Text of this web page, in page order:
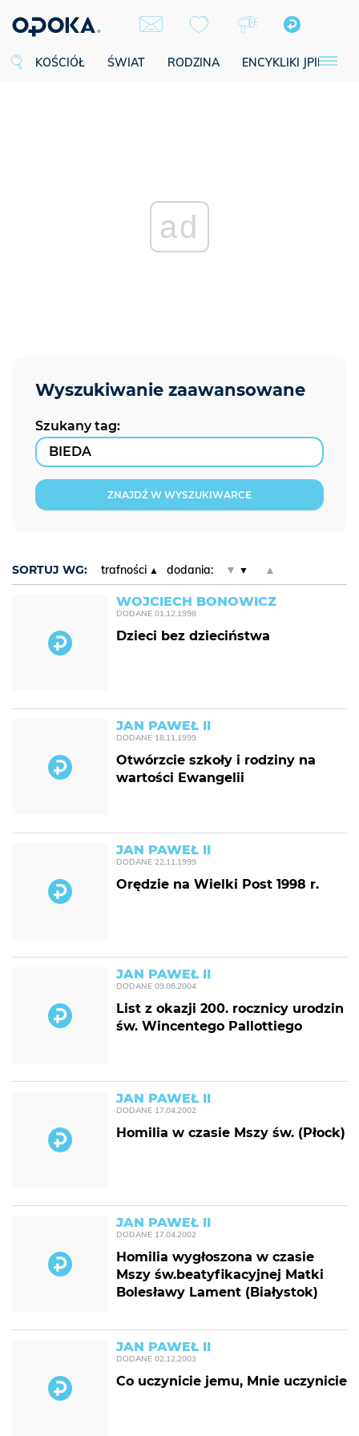
KOŚCIÓŁ ŚWIAT RODZINA ENCYKLIKI JPII
ad
Szukany tag:
ZNAJDŹ W WYSZUKIWARCE
SORTUJ WG: trafności dodania: ▼ ▲
WOJCIECH BONOWICZ
DODANE 01.12.1998
Dzieci bez dzieciństwa
JAN PAWEŁ II
DODANE 18.11.1999
Otwórzcie szkoły i rodziny na
wartości Ewangelii
JAN PAWEŁ II
DODANE 22.11.1999
Orędzie na Wielki Post 1998 r.
JAN PAWEŁ II
DODANE 09.06.2004
List z okazji 200. rocznicy urodzin
św. Wincentego Pallottiego
JAN PAWEŁ II
DODANE 17.04.2002
Homilia w czasie Mszy św. (Płock)
JAN PAWEŁ II
DODANE 17.04.2002
Homilia wygłoszona w czasie
Mszy św.beatyfikacyjnej Matki
Bolesławy Lament (Białystok)
JAN PAWEŁ II
DODANE 02.12.2003
Co uczynicie jemu, Mnie uczynicie